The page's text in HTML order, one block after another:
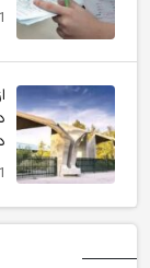
1 روز پیش